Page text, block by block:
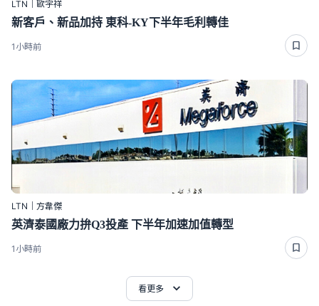
LTN｜歐宇祥
新客戶、新品加持 東科-KY下半年毛利轉佳
1小時前
LTN｜方韋傑
英濟泰國廠力拚Q3投產 下半年加速加值轉型
1小時前
看更多